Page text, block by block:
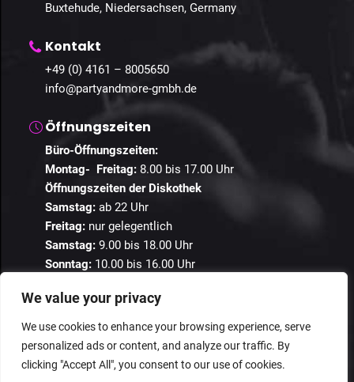
We value your privacy
We use cookies to enhance your browsing experience, serve
personalized ads or content, and analyze our traffic. By
clicking "Accept All", you consent to our use of cookies.
Buxtehude, Niedersachsen, Germany
Kontakt
+49 (0) 4161 – 8005650
info@partyandmore-gmbh.de
Öffnungszeiten
Büro-Öffnungszeiten:
Montag- Freitag: 8.00 bis 17.00 Uhr
Öffnungszeiten der Diskothek
Samstag: ab 22 Uhr
Freitag: nur gelegentlich
Samstag: 9.00 bis 18.00 Uhr
Sonntag: 10.00 bis 16.00 Uhr
© 2024 Guestastic. Alle Rechte vorbehalten.